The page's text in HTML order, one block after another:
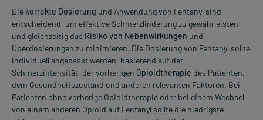
Die korrekte Dosierung und Anwendung von Fentanyl sind
entscheidend, um effektive Schmerzlinderung zu gewährleisten
und gleichzeitig das Risiko von Nebenwirkungen und
Überdosierungen zu minimieren. Die Dosierung von Fentanyl sollte
individuell angepasst werden, basierend auf der
Schmerzintensität, der vorherigen Opioidtherapie des Patienten,
dem Gesundheitszustand und anderen relevanten Faktoren. Bei
Patienten ohne vorherige Opioidtherapie oder bei einem Wechsel
von einem anderen Opioid auf Fentanyl sollte die niedrigste